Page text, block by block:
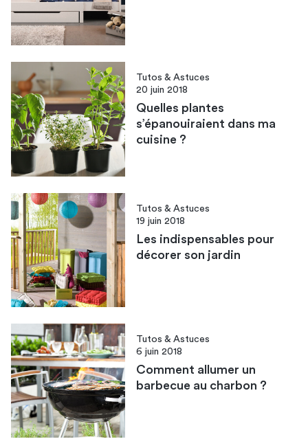
Tutos & Astuces
20 juin 2018
Quelles plantes
s’épanouiraient dans ma
cuisine ?
Tutos & Astuces
19 juin 2018
Les indispensables pour
décorer son jardin
Tutos & Astuces
6 juin 2018
Comment allumer un
barbecue au charbon ?